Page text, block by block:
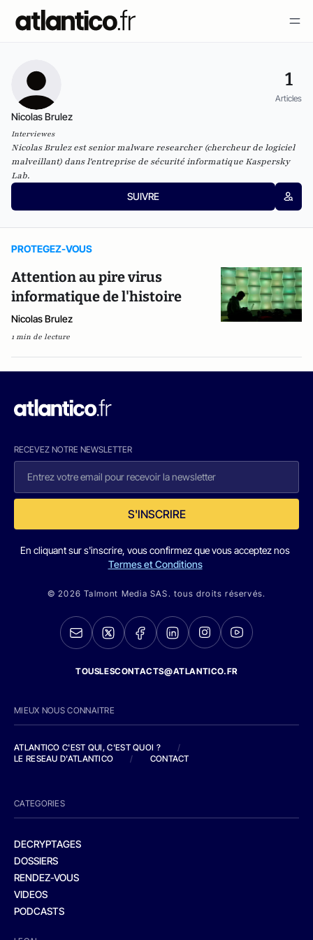
1
Articles
Nicolas Brulez
Interviewes
Nicolas Brulez estsenior malware researcher(chercheur de logiciel
malveillant) dans l'entreprise de sécurité informatique Kaspersky
Lab.
SUIVRE
PROTEGEZ-VOUS
Attention au pire virus
informatique de l'histoire
Nicolas Brulez
1 min de lecture
RECEVEZ NOTRE NEWSLETTER
S'INSCRIRE
En cliquant sur s'inscrire, vous confirmez que vous acceptez nos
Termes et Conditions
© 2026 Talmont Media SAS. tous droits réservés.
TOUSLESCONTACTS@ATLANTICO.FR
MIEUX NOUS CONNAITRE
ATLANTICO C'EST QUI, C'EST QUOI ?
/
LE RESEAU D'ATLANTICO
/ CONTACT
CATEGORIES
DECRYPTAGES
DOSSIERS
RENDEZ-VOUS
VIDEOS
PODCASTS